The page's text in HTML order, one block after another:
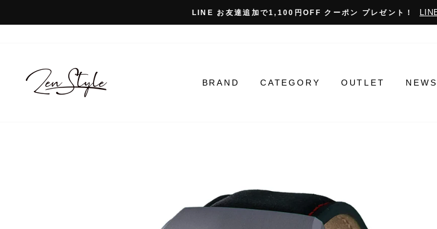
ン
LINE お友達追加で1,100円OFF クーポン プレゼント！
BRAND CATEGORY OUTLET NEWS